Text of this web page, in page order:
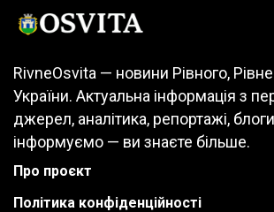
RivneOsvita — новини Рівного,
України. Актуальна інформація з
джерел, аналітика, репортажі,
інформуємо — ви знаєте більше.
Про проєкт
Політика конфіденційності